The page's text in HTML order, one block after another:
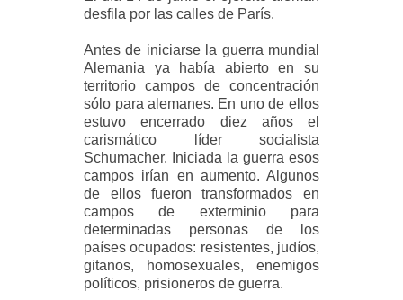
desfila por las calles de París.
Antes de iniciarse la guerra mundial
Alemania ya había abierto en su
territorio campos de concentración
sólo para alemanes. En uno de ellos
estuvo encerrado diez años el
carismático líder socialista
Schumacher. Iniciada la guerra esos
campos irían en aumento. Algunos
de ellos fueron transformados en
campos de exterminio para
determinadas personas de los
países ocupados: resistentes, judíos,
gitanos, homosexuales, enemigos
políticos, prisioneros de guerra.